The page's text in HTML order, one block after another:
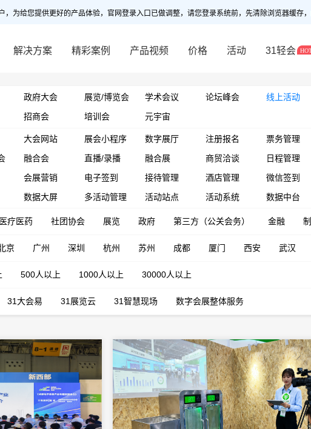
，为给您提供更好的产品体验，官网登录入口已做调整，请您登录系统前，先清除浏览器缓存
解决方案 精彩案例 产品视频 价格 活动 31轻会
政府大会 展览/博览会 学术会议 论坛峰会 线上活动
招商会 培训会 元宇宙
大会网站 展会小程序 数字展厅 注册报名 票务管理
融合会 直播/录播 融合展 商贸洽谈 日程管理
会展营销 电子签到 接待管理 酒店管理 微信签到
数据大屏 多活动管理 活动站点 活动系统 数据中台
医疗医药 社团协会 展览 政府 第三方（公关会务） 金融
京 广州 深圳 杭州 苏州 成都 厦门 西安 武汉
500人以上 1000人以上 30000人以上
31大会易 31展览云 31智慧现场 数字会展整体服务